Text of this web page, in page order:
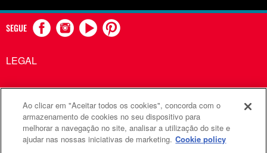
SEGUE
LEGAL
Comunicações Metodistas Unidas é uma agência da Igreja
Metodista Unida
©2026
Comunicações Metodistas Unidas. Todos os direitos
Ao clicar em "Aceitar todos os cookies", concorda com o
armazenamento de cookies no seu dispositivo para
melhorar a navegação no site, analisar a utilização do site e
ajudar nas nossas iniciativas de marketing. Cookie policy